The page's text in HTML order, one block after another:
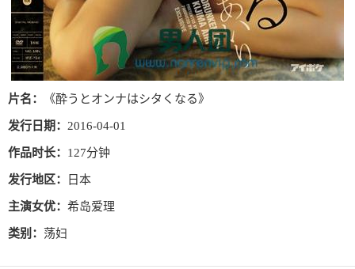
片名： 《酔うとオンナはシタくなる》
发行日期： 2016-04-01
作品时长： 127分钟
发行地区： 日本
主演女优： 希岛爱理
类别： 荡妇